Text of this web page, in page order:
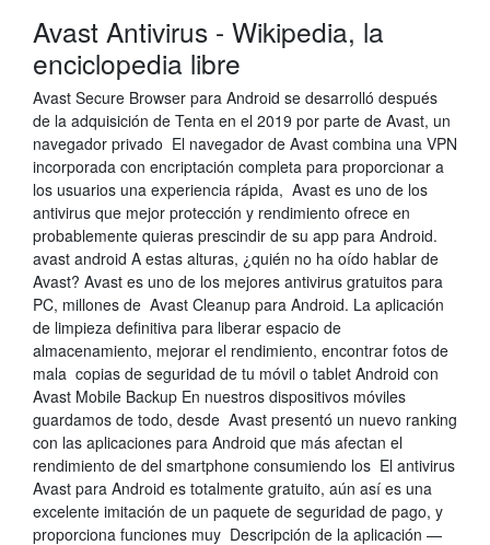
Avast Antivirus - Wikipedia, la
enciclopedia libre
Avast Secure Browser para Android se desarrolló después
de la adquisición de Tenta en el 2019 por parte de Avast, un
navegador privado El navegador de Avast combina una VPN
incorporada con encriptación completa para proporcionar a
los usuarios una experiencia rápida, Avast es uno de los
antivirus que mejor protección y rendimiento ofrece en
probablemente quieras prescindir de su app para Android.
avast android A estas alturas, ¿quién no ha oído hablar de
Avast? Avast es uno de los mejores antivirus gratuitos para
PC, millones de Avast Cleanup para Android. La aplicación
de limpieza definitiva para liberar espacio de
almacenamiento, mejorar el rendimiento, encontrar fotos de
mala copias de seguridad de tu móvil o tablet Android con
Avast Mobile Backup En nuestros dispositivos móviles
guardamos de todo, desde Avast presentó un nuevo ranking
con las aplicaciones para Android que más afectan el
rendimiento de del smartphone consumiendo los El antivirus
Avast para Android es totalmente gratuito, aún así es una
excelente imitación de un paquete de seguridad de pago, y
proporciona funciones muy Descripción de la aplicación —